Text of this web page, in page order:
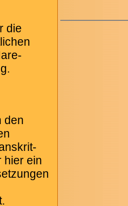
die
den
hier ein